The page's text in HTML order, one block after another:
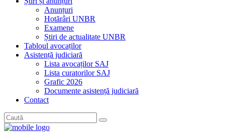
Anunțuri
Hotărâri UNBR
Examene
Știri de actualitate UNBR
Tabloul avocaților
Asistență judiciară
Lista avocaților SAJ
Lista curatorilor SAJ
Grafic 2026
Documente asistență judiciară
Contact